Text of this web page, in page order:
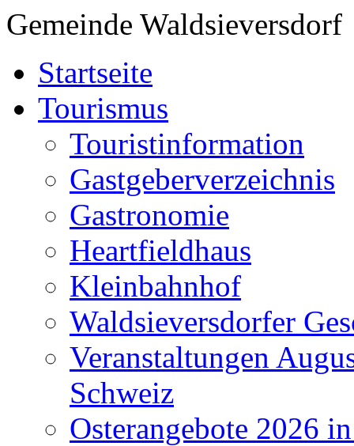
Gemeinde Waldsieversdorf
Startseite
Tourismus
Touristinformation
Gastgeberverzeichnis
Gastronomie
Heartfieldhaus
Kleinbahnhof
Waldsieversdorfer
Veranstaltungen
Schweiz
Osterangebote 2026